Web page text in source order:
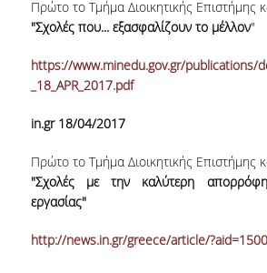
ΕΠΑΓΓΕΛΜΑΤΙΚΕΣ
ΓΙΑ ΜΑΘΗΤΕΣ ΛΥΚΕΙΟΥ
ΠΡΟΓΡΑΜΜΑ ΥΠΟΤΡΟΦΙΩΝ
ΚΡΙΤΗΡΙΑ ΚΑΙ ΔΙΑΔΙΚΑΣΙΑ
ΕΡΓΑΣΤΗΡΙΑΚΗ ΥΠΟΔΟΜΗ
TESTIMONIALS
Πρώτο το Τμήμα Διοικητικής Επιστήμης
"Σχολές που... εξασφαλίζουν το μέλλον"
https://www.minedu.gov.gr/publications/
_18_APR_2017.pdf
in.gr 18/04/2017
Πρώτο το Τμήμα Διοικητικής Επιστήμης
"Σχολές με την καλύτερη
εργασίας"
http://news.in.gr/greece/article/